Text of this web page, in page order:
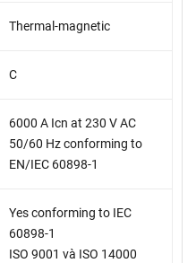
Thermal-magnetic
C
6000 A Icn at 230 V AC
50/60 Hz conforming to
EN/IEC 60898-1
Yes conforming to IEC
60898-1
ISO 9001 và ISO 14000